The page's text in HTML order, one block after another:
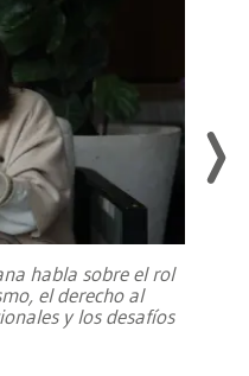
habla sobre el rol
el derecho al
y los desafíos